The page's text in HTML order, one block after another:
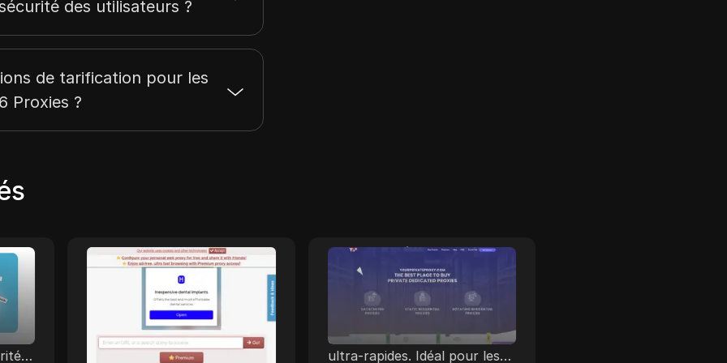
des utilisateurs ?
de tarification pour les
Proxies ?
YouTubeUnblocked
youtubeunblocked est le
proxy youtube le plus
avancé. C'est un service sans
tracas qui vous permet
d'accéder à youtube et à
YourPrivateProxy
YourPrivateProxy propose
des solutions de proxy
connexions sécurisées et
ultra-rapides. Idéal pour les